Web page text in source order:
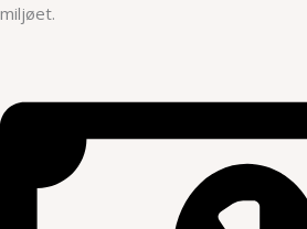
miljøet.